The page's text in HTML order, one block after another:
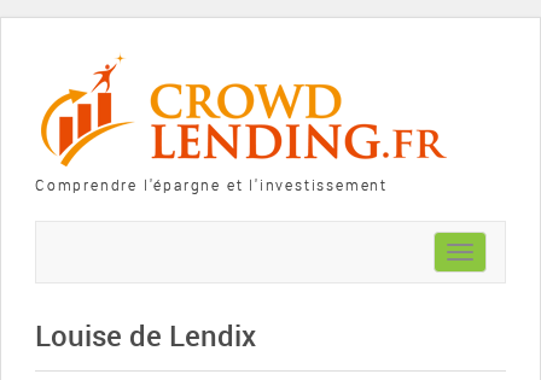
Comprendre l'épargne et l'investissement
Toggle
navigation
Louise de Lendix